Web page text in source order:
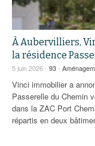
À Aubervilliers,
la résidence
5 juin 2026 - 93-
Vinci immobilier a
Passerelle du Chemin
dans la ZAC Port
répartis en deux